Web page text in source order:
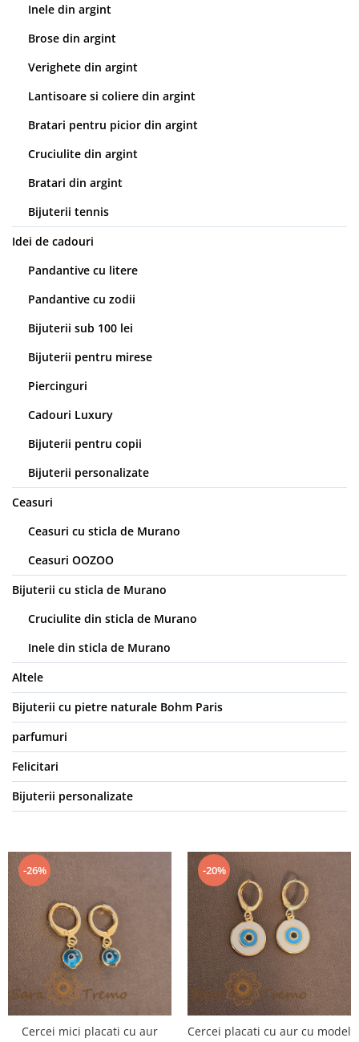
Inele din argint
Brose din argint
Verighete din argint
Lantisoare si coliere din argint
Bratari pentru picior din argint
Cruciulite din argint
Bratari din argint
Bijuterii tennis
Idei de cadouri
Pandantive cu litere
Pandantive cu zodii
Bijuterii sub 100 lei
Bijuterii pentru mirese
Piercinguri
Cadouri Luxury
Bijuterii pentru copii
Bijuterii personalizate
Ceasuri
Ceasuri cu sticla de Murano
Ceasuri OOZOO
Bijuterii cu sticla de Murano
Cruciulite din sticla de Murano
Inele din sticla de Murano
Altele
Bijuterii cu pietre naturale Bohm Paris
parfumuri
Felicitari
Bijuterii personalizate
-26%
Cercei mici placati cu aur
-20%
Cercei placati cu aur cu model